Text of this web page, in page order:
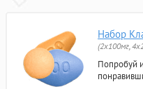
Набор
(2x100мг,
Попробуй